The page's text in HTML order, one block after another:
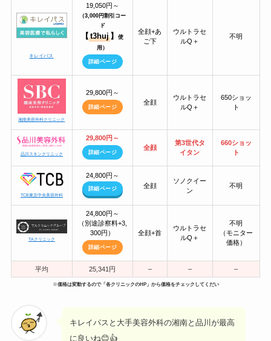
キレイパス
19,050円～
（3,000円割引コー
ド
【t3huj】使
用）
詳細ページ
全顔+あ
ご下
ウルトラセ
ルQ＋
不明
湘南美容外科クリニック
29,800円～
詳細ページ
全顔
ウルトラセ
ルQ＋
650ショッ
ト
品川スキンクリニック
29,800円～
詳細ページ
全顔
第3世代タ
イタン
660ショッ
ト
TCB東京中央美容外科
24,800円～
詳細ページ 全顔
ソノクイー
ン
不明
TAクリニック
24,800円～
（別途診察料+3,
300円）
詳細ページ
全顔+首
ウルトラセ
ルQ＋
不明
（モニター
価格）
平均 25,341円 – – –
※価格は変動するので「各クリニックのHP」から価格をチェックしてくだい
キレイパスと大手美容外科の湘南と品川が最高
に良いね😊👍